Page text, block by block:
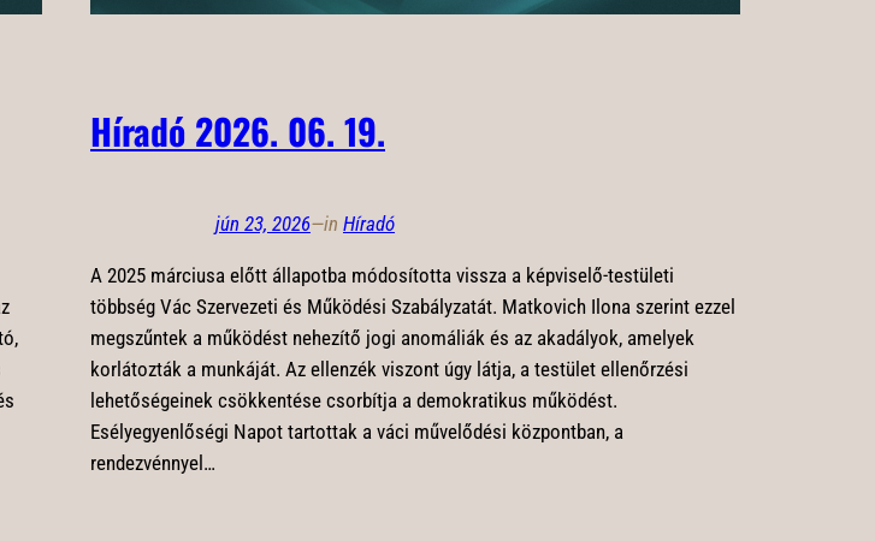
Híradó 2026. 06. 19.
jún 23, 2026—in Híradó
A 2025 márciusa előtt állapotba módosította vissza a képviselő-testületi
többség Vác Szervezeti és Működési Szabályzatát. Matkovich Ilona szerint ezzel
megszűntek a működést nehezítő jogi anomáliák és az akadályok, amelyek
korlátozták a munkáját. Az ellenzék viszont úgy látja, a testület ellenőrzési
lehetőségeinek csökkentése csorbítja a demokratikus működést.
Esélyegyenlőségi Napot tartottak a váci művelődési központban, a
rendezvénnyel…